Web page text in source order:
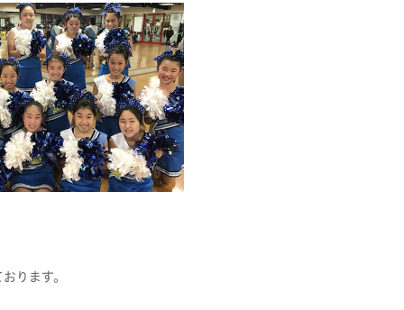
ります。